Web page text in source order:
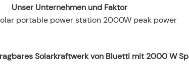
Unser Unternehmen und Faktor
Solarkraftwerk von Bluetti mit 2000 W